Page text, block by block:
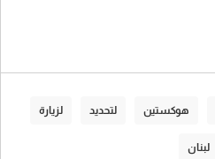
هوكستين لتحديد لزيارة
لبنان